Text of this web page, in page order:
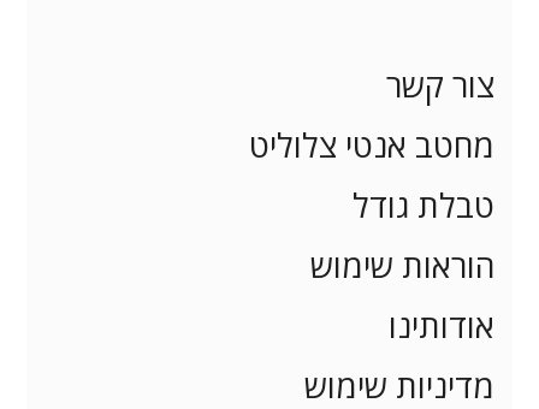
צור קשר
מחטב אנטי צלוליט
טבלת גודל
הוראות שימוש
אודותינו
מדיניות שימוש